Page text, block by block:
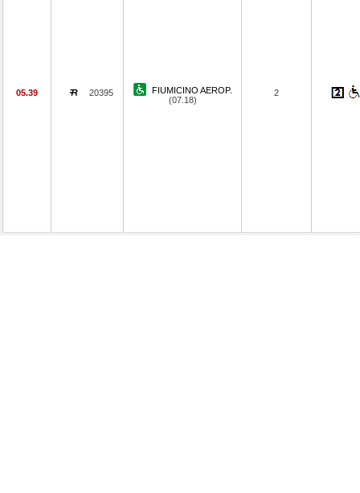
05.39 20395
FIUMICINO AEROP.
(07.18)
2